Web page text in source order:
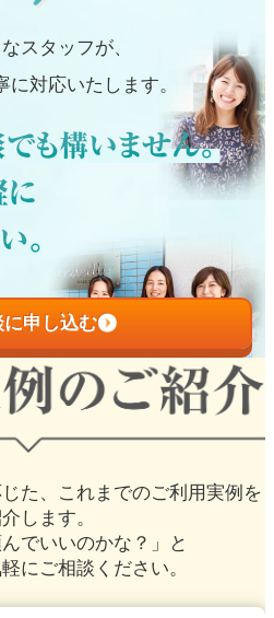
スタッフが、
に対応いたします。
申し込む
た、
これまでのご利用実例を
します。
んでいいのかな？」と
にご相談ください。